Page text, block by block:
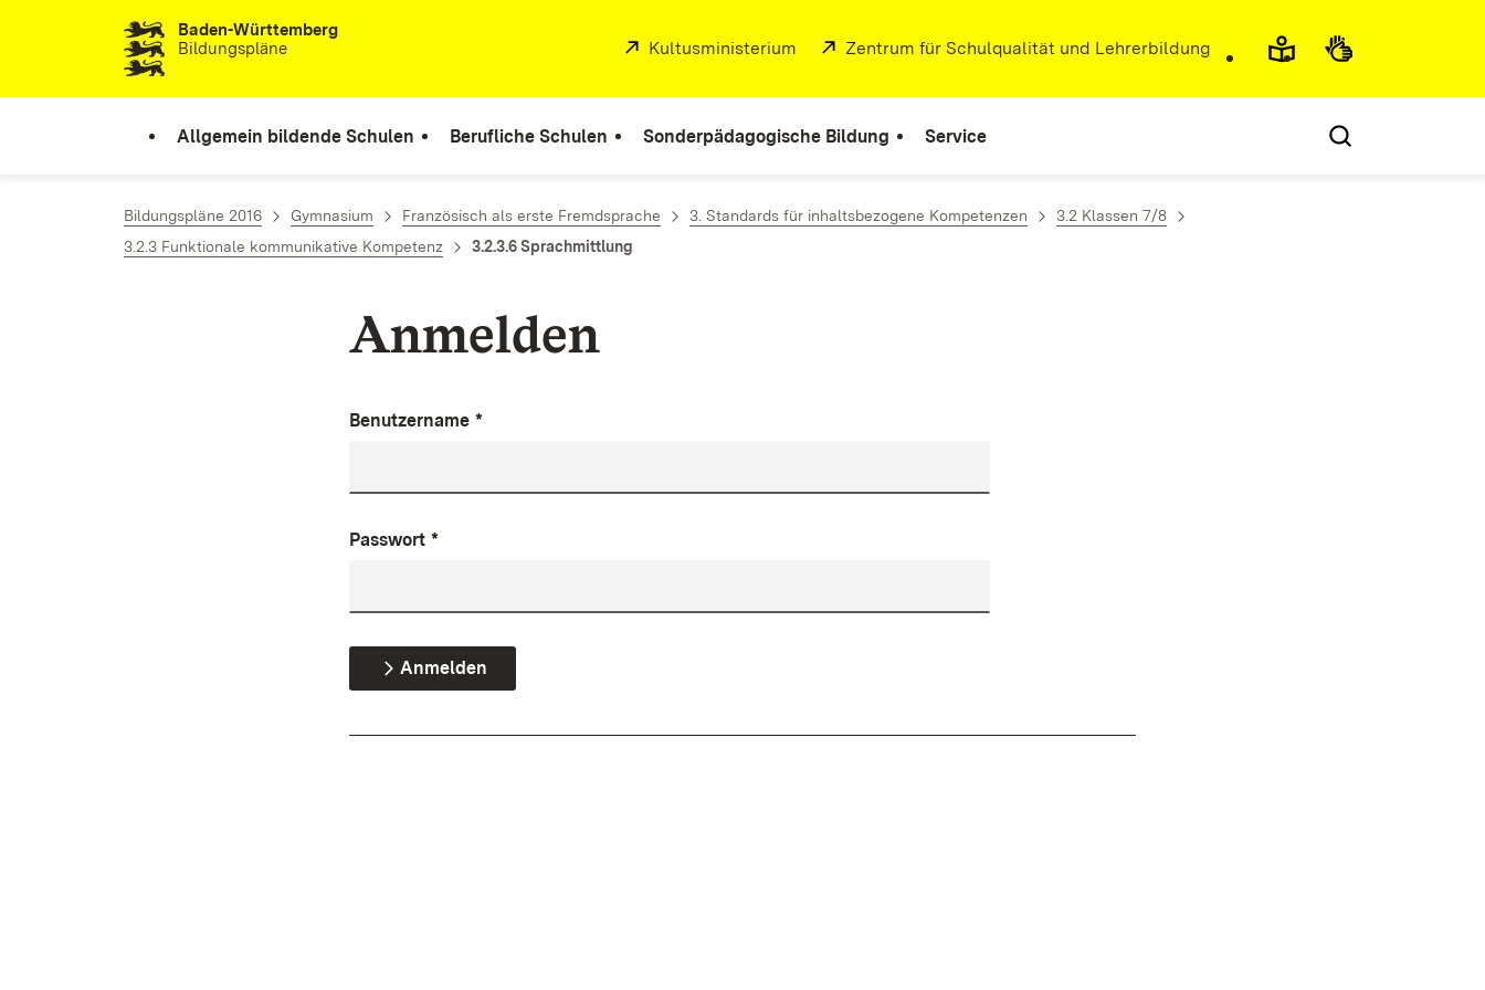
Zum Inhalt springenBaden-Württemberg
Bildungspläne
Extern:
Kultusministerium (Öffnet in neuem Fenster)
Extern:
Zentrum für Schulqualität und Lehrerbildung
Allgemein bildende Schulen Berufliche Schulen Sonderpädagogische Bildung Service
Bildungspläne 2016 Gymnasium Französisch als erste Fremdsprache 3. Standards für inhaltsbezogene Kompetenzen
3.2 Klassen 7/8
3.2.3 Funktionale kommunikative Kompetenz
3.2.3.6 Sprachmittlung
Anmelden
Benutzername *
Passwort *
Anmelden